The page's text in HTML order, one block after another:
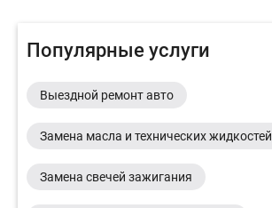
Популярные услуги
Выездной ремонт авто
Замена масла и технических жидкостей
Замена свечей зажигания